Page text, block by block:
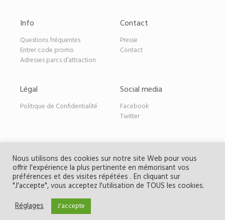
Info
Questions fréquentes
Entrer code promo
Adresses parcs d’attraction
Contact
Presse
Contact
Légal
Politique de Confidentialité
Social media
Facebook
Twitter
Copyright Parcdeals.be| Les offres distribuées
exclusivement ne peuvent être publiées par des tiers sans
l'autorisation écrite de Parcdeals.be.
une partie de
Nous utilisons des cookies sur notre site Web pour vous
offrir l'expérience la plus pertinente en mémorisant vos
préférences et des visites répétées . En cliquant sur
"J'accepte", vous acceptez l'utilisation de TOUS les cookies.
Réglages
J'accepte